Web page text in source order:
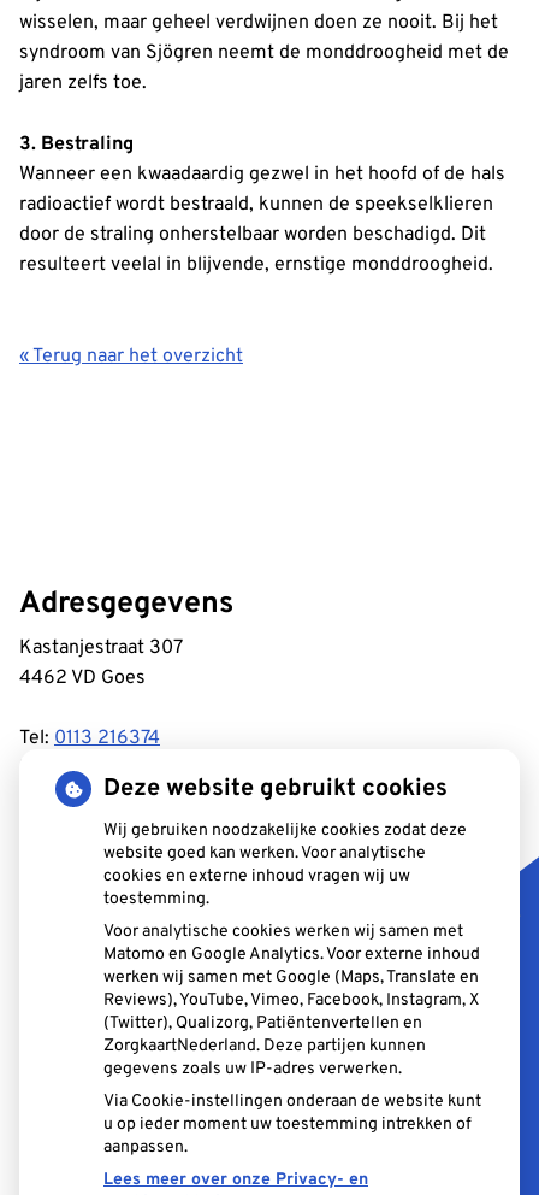
wisselen, maar geheel verdwijnen doen ze nooit. Bij het
syndroom van Sjögren neemt de monddroogheid met de
jaren zelfs toe.
3. Bestraling
Wanneer een kwaadaardig gezwel in het hoofd of de hals
radioactief wordt bestraald, kunnen de speekselklieren
door de straling onherstelbaar worden beschadigd. Dit
resulteert veelal in blijvende, ernstige monddroogheid.
« Terug naar het overzicht
Adresgegevens
Kastanjestraat 307
4462 VD Goes
Tel: 0113 216374
E-mail:info@tandartstuyl.nl
Reviews uit onze kwaliteitsmonitor: -De tandartsen zijn
altijd zo geduldig – lief en rustig voor kinderen – hele
prettige sfeer in de praktijk – vriendelijke assistentes –
soms wachten – altijd tijd om vragen te stellen – makkelijk
parkeren – gemoedelijke sfeer.
Aangesloten bij:
Deze website gebruikt cookies
Wij gebruiken noodzakelijke cookies zodat deze
website goed kan werken. Voor analytische
cookies en externe inhoud vragen wij uw
toestemming.
Voor analytische cookies werken wij samen met
Matomo en Google Analytics. Voor externe inhoud
werken wij samen met Google (Maps, Translate en
Reviews), YouTube, Vimeo, Facebook, Instagram, X
(Twitter), Qualizorg, Patiëntenvertellen en
ZorgkaartNederland. Deze partijen kunnen
gegevens zoals uw IP-adres verwerken.
Via Cookie-instellingen onderaan de website kunt
u op ieder moment uw toestemming intrekken of
aanpassen.
Lees meer over onze Privacy- en